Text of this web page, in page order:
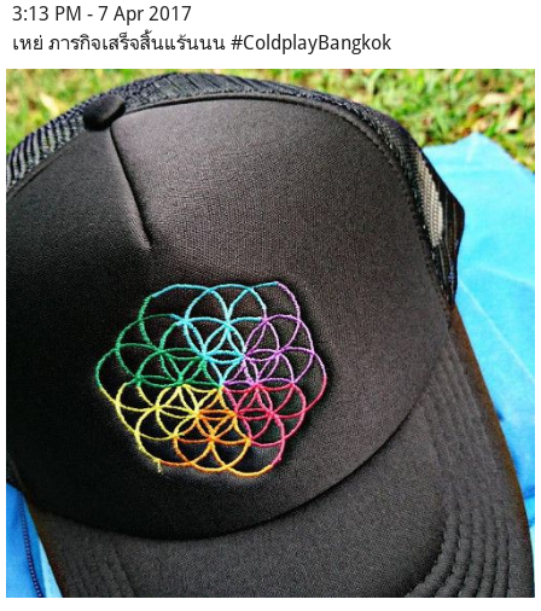
3:13 PM - 7 Apr 2017
เหย่ ภารกิจเสร็จสิ้นแร้นนน #ColdplayBangkok